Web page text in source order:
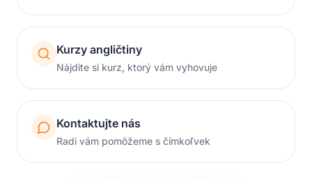
Kurzy angličtiny
Nájdite si kurz, ktorý vám vyhovuje
Kontaktujte nás
Radi vám pomôžeme s čímkoľvek